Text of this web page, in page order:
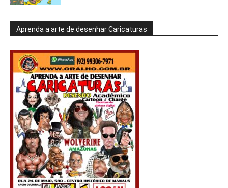
Aprenda a arte de desenhar Caricaturas